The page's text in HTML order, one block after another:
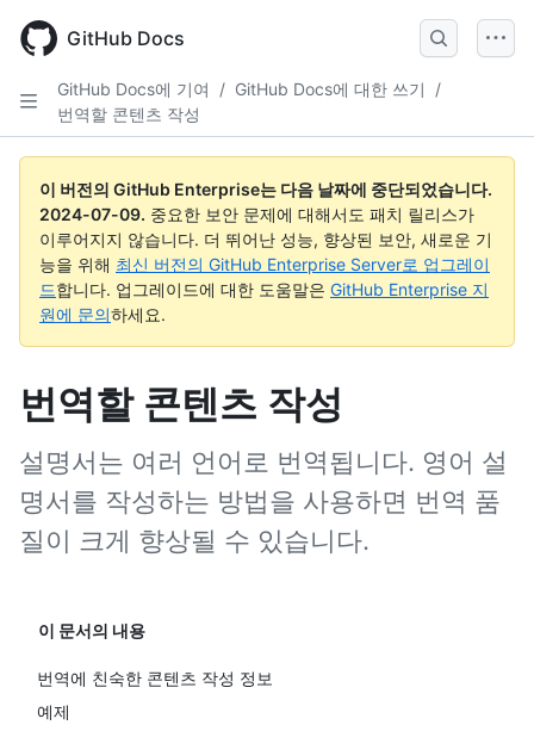
main
GitHub Docs
GitHub Docs에 기여 / GitHub Docs에 대한 쓰기
/
번역할 콘텐츠 작성
이 버전의 GitHub Enterprise는 다음 날짜에 중단되었습니다.
2024-07-09. 중요한 보안 문제에 대해서도 패치 릴리스가
이루어지지 않습니다. 더 뛰어난 성능, 향상된 보안, 새로운 기
능을 위해 최신 버전의 GitHub Enterprise Server로 업그레이
드합니다. 업그레이드에 대한 도움말은 GitHub Enterprise 지
원에 문의하세요.
번역할 콘텐츠 작성
설명서는 여러 언어로 번역됩니다. 영어 설
명서를 작성하는 방법을 사용하면 번역 품
질이 크게 향상될 수 있습니다.
이 문서의 내용
번역에 친숙한 콘텐츠 작성 정보
예제